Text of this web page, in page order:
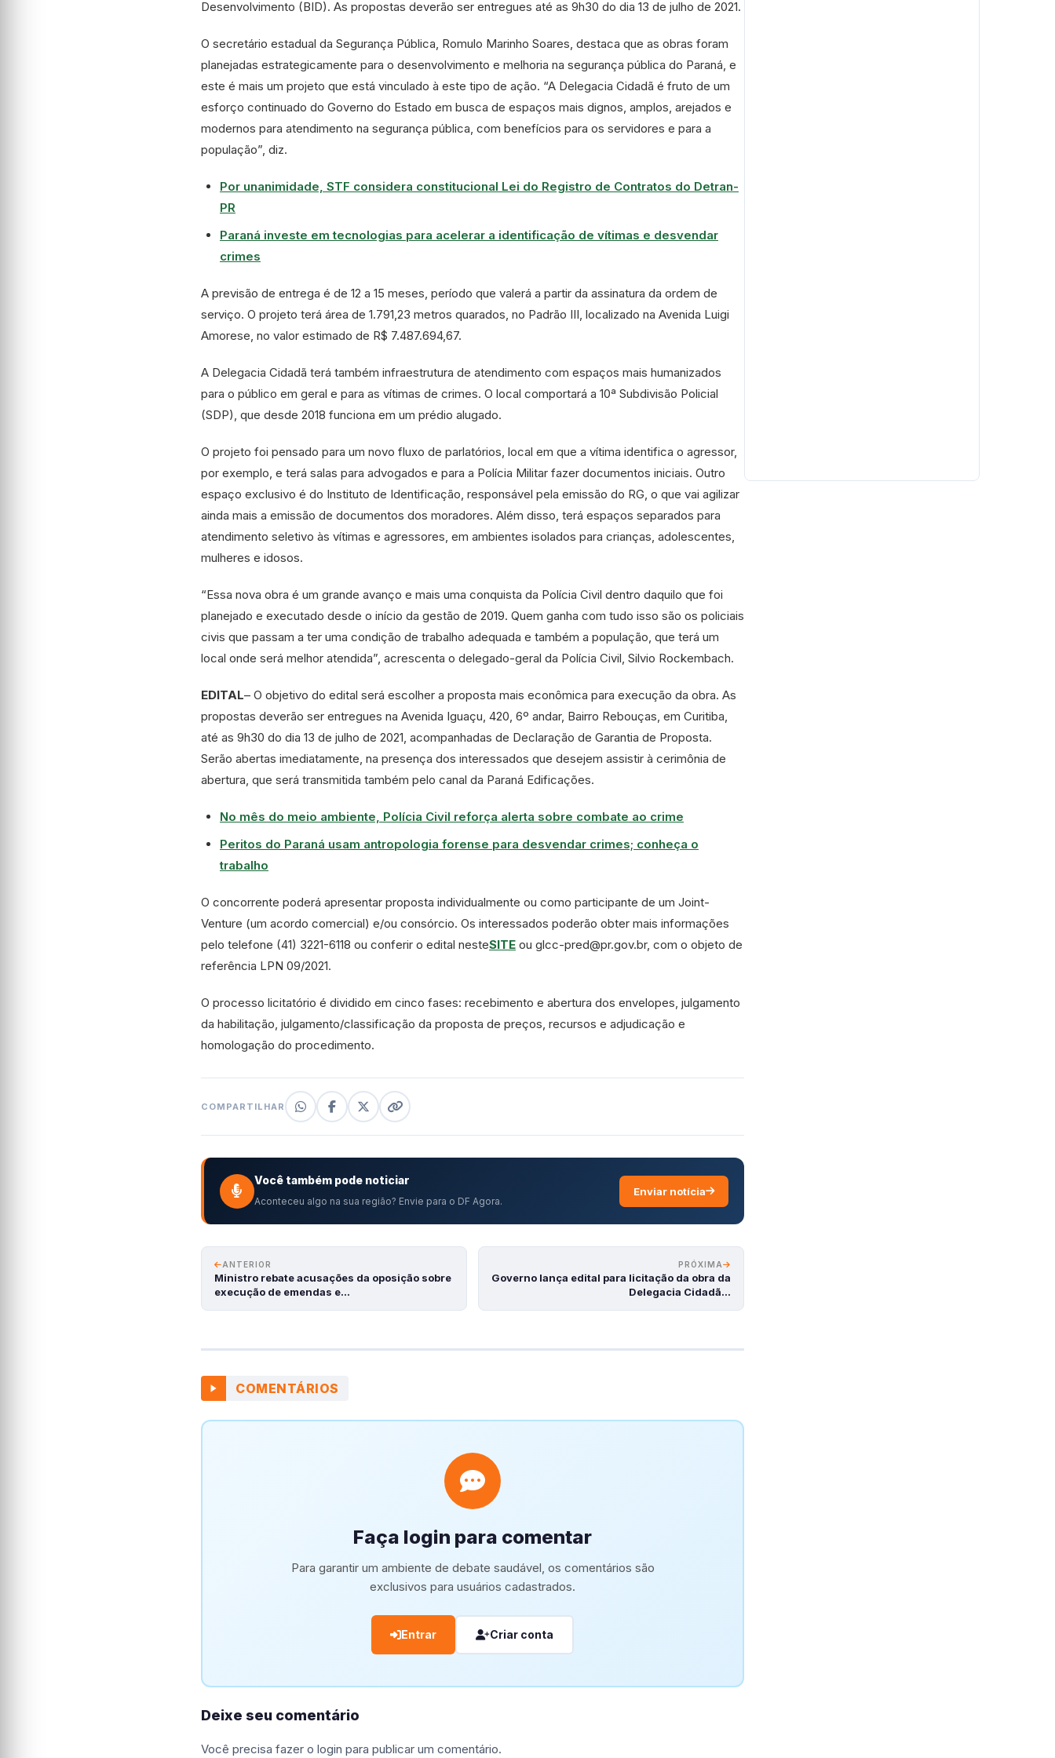
Desenvolvimento (BID). As propostas deverão ser entregues até as 9h30 do dia 13 de julho de 2021.
O secretário estadual da Segurança Pública, Romulo Marinho Soares, destaca que as obras foram
planejadas estrategicamente para o desenvolvimento e melhoria na segurança pública do Paraná, e
este é mais um projeto que está vinculado à este tipo de ação. “A Delegacia Cidadã é fruto de um
esforço continuado do Governo do Estado em busca de espaços mais dignos, amplos, arejados e
modernos para atendimento na segurança pública, com benefícios para os servidores e para a
população”, diz.
Por unanimidade, STF considera constitucional Lei do Registro de Contratos do Detran-
PR
Paraná investe em tecnologias para acelerar a identificação de vítimas e desvendar
crimes
A previsão de entrega é de 12 a 15 meses, período que valerá a partir da assinatura da ordem de
serviço. O projeto terá área de 1.791,23 metros quarados, no Padrão III, localizado na Avenida Luigi
Amorese, no valor estimado de R$ 7.487.694,67.
A Delegacia Cidadã terá também infraestrutura de atendimento com espaços mais humanizados
para o público em geral e para as vítimas de crimes. O local comportará a 10ª Subdivisão Policial
(SDP), que desde 2018 funciona em um prédio alugado.
O projeto foi pensado para um novo fluxo de parlatórios, local em que a vítima identifica o agressor,
por exemplo, e terá salas para advogados e para a Polícia Militar fazer documentos iniciais. Outro
espaço exclusivo é do Instituto de Identificação, responsável pela emissão do RG, o que vai agilizar
ainda mais a emissão de documentos dos moradores. Além disso, terá espaços separados para
atendimento seletivo às vítimas e agressores, em ambientes isolados para crianças, adolescentes,
mulheres e idosos.
“Essa nova obra é um grande avanço e mais uma conquista da Polícia Civil dentro daquilo que foi
planejado e executado desde o início da gestão de 2019. Quem ganha com tudo isso são os policiais
civis que passam a ter uma condição de trabalho adequada e também a população, que terá um
local onde será melhor atendida”, acrescenta o delegado-geral da Polícia Civil, Silvio Rockembach.
EDITAL– O objetivo do edital será escolher a proposta mais econômica para execução da obra. As
propostas deverão ser entregues na Avenida Iguaçu, 420, 6º andar, Bairro Rebouças, em Curitiba,
até as 9h30 do dia 13 de julho de 2021, acompanhadas de Declaração de Garantia de Proposta.
Serão abertas imediatamente, na presença dos interessados que desejem assistir à cerimônia de
abertura, que será transmitida também pelo canal da Paraná Edificações.
No mês do meio ambiente, Polícia Civil reforça alerta sobre combate ao crime
Peritos do Paraná usam antropologia forense para desvendar crimes; conheça o
trabalho
O concorrente poderá apresentar proposta individualmente ou como participante de um Joint-
Venture (um acordo comercial) e/ou consórcio. Os interessados poderão obter mais informações
pelo telefone (41) 3221-6118 ou conferir o edital nesteSITE ou glcc-pred@pr.gov.br, com o objeto de
referência LPN 09/2021.
O processo licitatório é dividido em cinco fases: recebimento e abertura dos envelopes, julgamento
da habilitação, julgamento/classificação da proposta de preços, recursos e adjudicação e
homologação do procedimento.
COMPARTILHAR
Você também pode noticiar
Aconteceu algo na sua região? Envie para o DF Agora.
Enviar notícia
ANTERIOR
Ministro rebate acusações da oposição sobre
execução de emendas e…
PRÓXIMA
Governo lança edital para licitação da obra da
Delegacia Cidadã…
COMENTÁRIOS
Faça login para comentar
Para garantir um ambiente de debate saudável, os comentários são
exclusivos para usuários cadastrados.
Entrar Criar conta
Deixe seu comentário
Você precisa fazer o login para publicar um comentário.